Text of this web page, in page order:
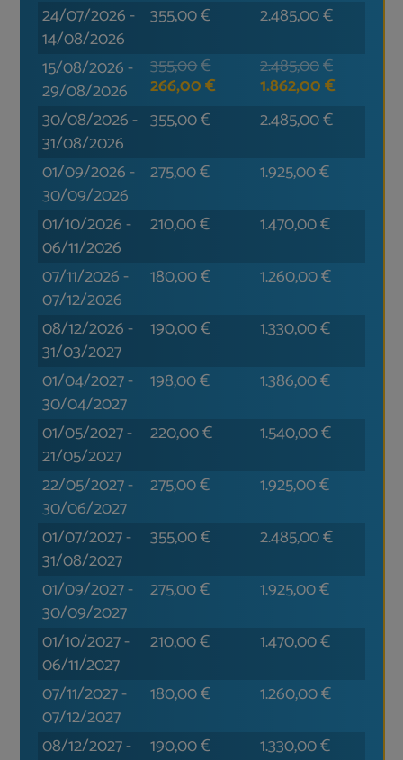
24/07/2026-
14/08/2026
355,00€ 2.485,00€
15/08/2026-
29/08/2026
355,00€
266,00€
2.485,00€
1.862,00€
30/08/2026-
31/08/2026
355,00€ 2.485,00€
01/09/2026-
30/09/2026
275,00€ 1.925,00€
01/10/2026-
06/11/2026
210,00€ 1.470,00€
07/11/2026-
07/12/2026
180,00€ 1.260,00€
08/12/2026-
31/03/2027
190,00€ 1.330,00€
01/04/2027-
30/04/2027
198,00€ 1.386,00€
01/05/2027-
21/05/2027
220,00€ 1.540,00€
22/05/2027-
30/06/2027
275,00€ 1.925,00€
01/07/2027-
31/08/2027
355,00€ 2.485,00€
01/09/2027-
30/09/2027
275,00€ 1.925,00€
01/10/2027-
06/11/2027
210,00€ 1.470,00€
07/11/2027-
07/12/2027
180,00€ 1.260,00€
08/12/2027-
190,00€ 1.330,00€